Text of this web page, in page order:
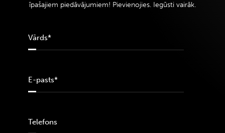
īpašajiem piedāvājumiem! Pievienojies. Iegūsti vairāk.